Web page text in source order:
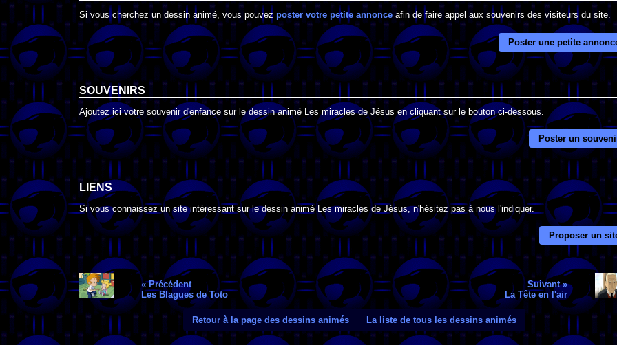
Si vous cherchez un dessin animé, vous pouvez poster votre petite annonce afin de faire appel aux souvenirs des visiteurs du site.
Poster une petite
SOUVENIRS
Ajoutez ici votre souvenir d'enfance sur le dessin animé Les miracles de Jésus en cliquant sur le bouton ci-dessous.
Poster un
LIENS
Si vous connaissez un site intéressant sur le dessin animé Les miracles de Jésus, n'hésitez pas à nous l'indiquer.
Proposer un
« Précédent
Les Blagues de Toto
Suivant »
La Tête en l'air
Retour à la page des dessins animés La liste de tous les dessins animés